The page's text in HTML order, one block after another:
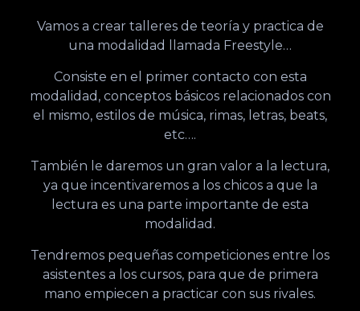
Vamos a crear talleres de teoría y practica de
una modalidad llamada Freestyle…
Consiste en el primer contacto con esta
modalidad, conceptos básicos relacionados con
el mismo, estilos de música, rimas, letras, beats,
etc….
También le daremos un gran valor a la lectura,
ya que incentivaremos a los chicos a que la
lectura es una parte importante de esta
modalidad.
Tendremos pequeñas competiciones entre los
asistentes a los cursos, para que de primera
mano empiecen a practicar con sus rivales.